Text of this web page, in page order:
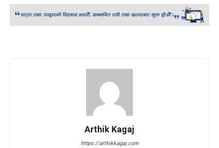
Arthik Kagaj
https://arthikkagaj.com